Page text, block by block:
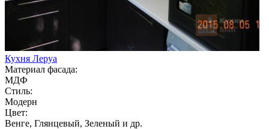
Кухня Леруа
Материал фасада:
МДФ
Стиль:
Модерн
Цвет:
Венге, Глянцевый, Зеленый и др.